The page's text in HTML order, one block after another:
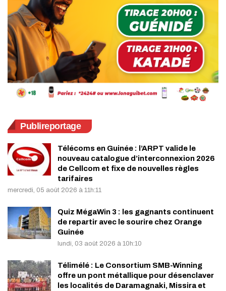
Publireportage
Télécoms en Guinée : l’ARPT valide le
nouveau catalogue d’interconnexion 2026
de Cellcom et fixe de nouvelles règles
tarifaires
mercredi, 05 août 2026 à 11h:11
Quiz MégaWin 3 : les gagnants continuent
de repartir avec le sourire chez Orange
Guinée
lundi, 03 août 2026 à 10h:10
Télimélé : Le Consortium SMB-Winning
offre un pont métallique pour désenclaver
les localités de Daramagnaki, Missira et